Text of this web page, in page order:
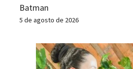
Batman
5 de agosto de 2026